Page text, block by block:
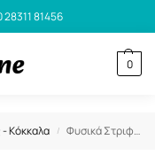
28311 81456
0
- Κόκκαλα / Φυσικά Στριφτά Στικς Tailswingers Deli Sticks with Duck για Σκύλους